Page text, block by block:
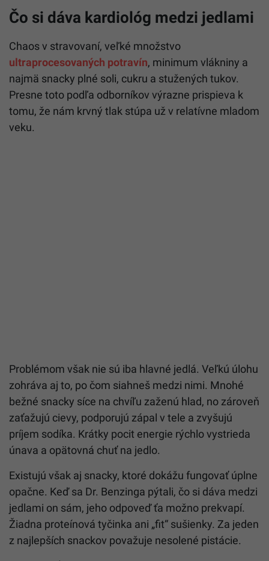
Čo si dáva kardiológ medzi jedlami
Chaos v stravovaní, veľké množstvo
ultraprocesovaných potravín, minimum vlákniny a
najmä snacky plné soli, cukru a stužených tukov.
Presne toto podľa odborníkov výrazne prispieva k
tomu, že nám krvný tlak stúpa už v relatívne mladom
veku.
Problémom však nie sú iba hlavné jedlá. Veľkú úlohu
zohráva aj to, po čom siahneš medzi nimi. Mnohé
bežné snacky síce na chvíľu zaženú hlad, no zároveň
zaťažujú cievy, podporujú zápal v tele a zvyšujú
príjem sodíka. Krátky pocit energie rýchlo vystrieda
únava a opätovná chuť na jedlo.
Existujú však aj snacky, ktoré dokážu fungovať úplne
opačne. Keď sa Dr. Benzinga pýtali, čo si dáva medzi
jedlami on sám, jeho odpoveď ťa možno prekvapí.
Žiadna proteínová tyčinka ani „fit“ sušienky. Za jeden
z najlepších snackov považuje nesolené pistácie.